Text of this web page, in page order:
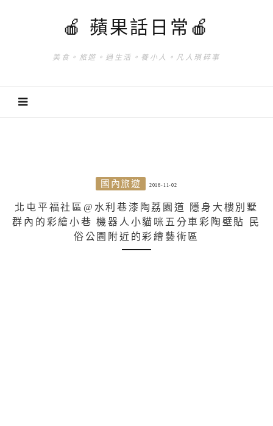
🍎 蘋果話日常🍎
美食。旅遊。過生活。養小人。凡人瑣碎事
國內旅遊 2016-11-02
北屯平福社區@水利巷漆陶荔園道 隱身大樓別墅
群內的彩繪小巷 機器人小貓咪五分車彩陶壁貼 民
俗公園附近的彩繪藝術區